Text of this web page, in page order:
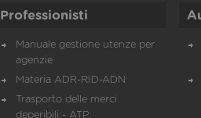
Professionisti
Manuale gestione utenze per
agenzie
Materia ADR-RID-ADN
Trasporto delle merci
deperibili - ATP